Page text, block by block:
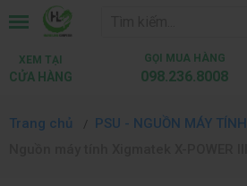
XEM TẠI
CỬA HÀNG
GỌI MUA HÀNG
098.236.8008
Trang chủ
PSU - NGUỒN MÁY TÍNH